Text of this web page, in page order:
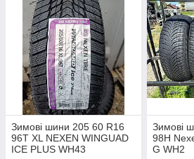
Зимові шини 205 60 R16
96T XL NEXEN WINGUAD
ICE PLUS WH43
Зимові
98H
G WH2